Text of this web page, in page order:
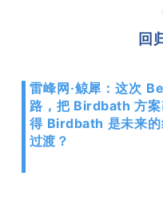
回
雷峰网·鲸犀：这次
路，把 Birdbath 方
得 Birdbath 是未来的
过渡？